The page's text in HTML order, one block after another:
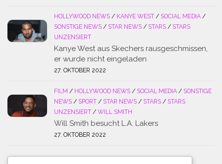
HOLLYWOOD NEWS / KANYE WEST / SOCIAL MEDIA /
SONSTIGE NEWS / STAR NEWS / STARS / STARS
UNZENSIERT
Kanye West aus Skechers rausgeschmissen,
er wurde nicht eingeladen
27. OKTOBER 2022
FILM / HOLLYWOOD NEWS / SOCIAL MEDIA / SONSTIGE
NEWS / SPORT / STAR NEWS / STARS / STARS
UNZENSIERT / WILL SMITH
Will Smith besucht L.A. Lakers
27. OKTOBER 2022